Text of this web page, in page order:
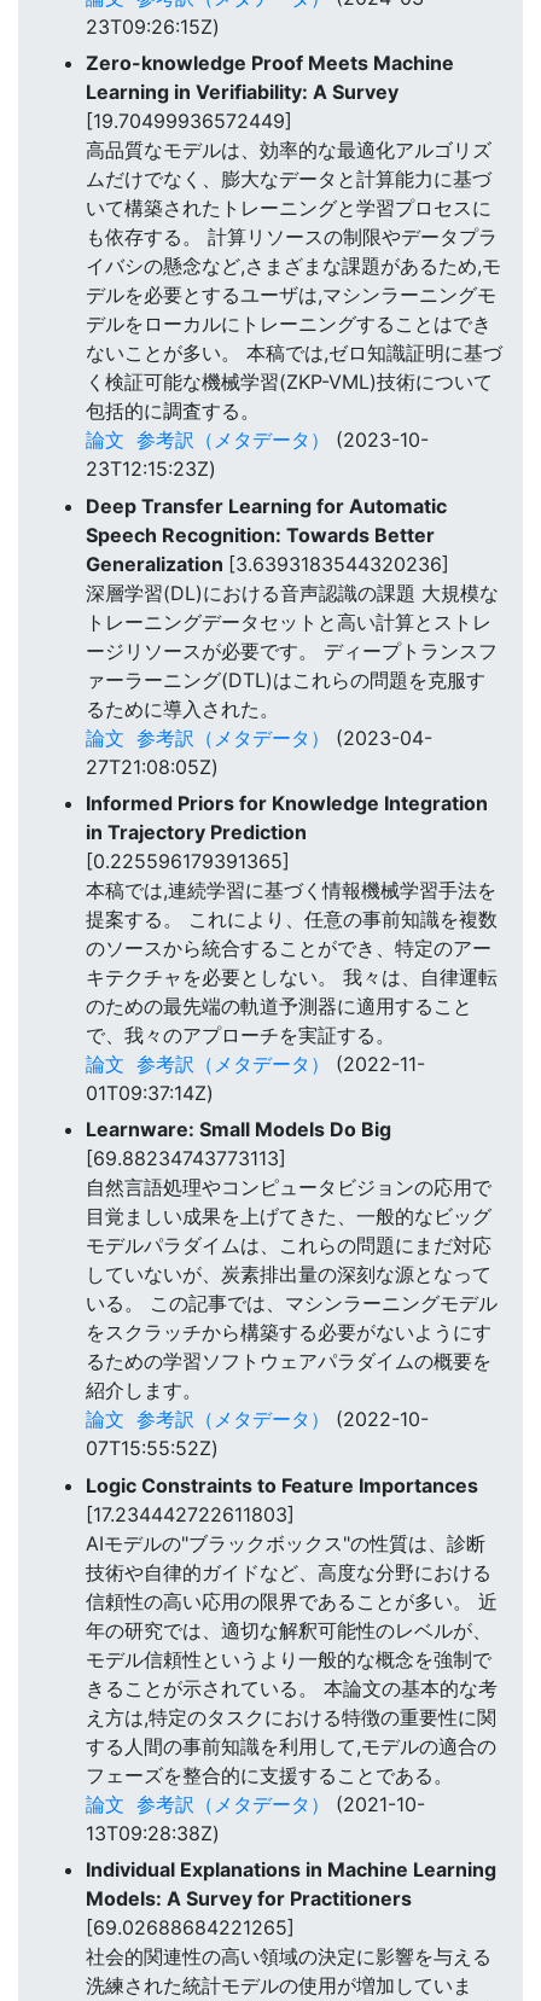
23T09:26:15Z)
Zero-knowledge Proof Meets Machine
Learning in Verifiability: A Survey
[19.70499936572449]
高品質なモデルは、効率的な最適化アルゴリズ
ムだけでなく、膨大なデータと計算能力に基づ
いて構築されたトレーニングと学習プロセスに
も依存する。 計算リソースの制限やデータプラ
イバシの懸念など,さまざまな課題があるため,モ
デルを必要とするユーザは,マシンラーニングモ
デルをローカルにトレーニングすることはでき
ないことが多い。 本稿では,ゼロ知識証明に基づ
く検証可能な機械学習(ZKP-VML)技術について
包括的に調査する。
論文 参考訳（メタデータ）
(2023-10-
23T12:15:23Z)
Deep Transfer Learning for Automatic
Speech Recognition: Towards Better
Generalization [3.6393183544320236]
深層学習(DL)における音声認識の課題 大規模な
トレーニングデータセットと高い計算とストレ
ージリソースが必要です。 ディープトランスフ
ァーラーニング(DTL)はこれらの問題を克服す
るために導入された。
論文 参考訳（メタデータ）
(2023-04-
27T21:08:05Z)
Informed Priors for Knowledge Integration
in Trajectory Prediction
[0.225596179391365]
本稿では,連続学習に基づく情報機械学習手法を
提案する。 これにより、任意の事前知識を複数
のソースから統合することができ、特定のアー
キテクチャを必要としない。 我々は、自律運転
のための最先端の軌道予測器に適用すること
で、我々のアプローチを実証する。
論文 参考訳（メタデータ）
(2022-11-
01T09:37:14Z)
Learnware: Small Models Do Big
[69.88234743773113]
自然言語処理やコンピュータビジョンの応用で
目覚ましい成果を上げてきた、一般的なビッグ
モデルパラダイムは、これらの問題にまだ対応
していないが、炭素排出量の深刻な源となって
いる。 この記事では、マシンラーニングモデル
をスクラッチから構築する必要がないようにす
るための学習ソフトウェアパラダイムの概要を
紹介します。
論文 参考訳（メタデータ）
(2022-10-
07T15:55:52Z)
Logic Constraints to Feature Importances
[17.234442722611803]
AIモデルの"ブラックボックス"の性質は、診断
技術や自律的ガイドなど、高度な分野における
信頼性の高い応用の限界であることが多い。 近
年の研究では、適切な解釈可能性のレベルが、
モデル信頼性というより一般的な概念を強制で
きることが示されている。 本論文の基本的な考
え方は,特定のタスクにおける特徴の重要性に関
する人間の事前知識を利用して,モデルの適合の
フェーズを整合的に支援することである。
論文 参考訳（メタデータ）
(2021-10-
13T09:28:38Z)
Individual Explanations in Machine Learning
Models: A Survey for Practitioners
[69.02688684221265]
社会的関連性の高い領域の決定に影響を与える
洗練された統計モデルの使用が増加していま